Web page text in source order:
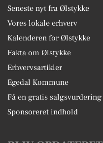
Seneste nyt fra Ølstykke
Vores lokale erhverv
Kalenderen for Ølstykke
Fakta om Ølstykke
Erhvervsartikler
Egedal Kommune
Få en gratis salgsvurdering
Sponsoreret indhold